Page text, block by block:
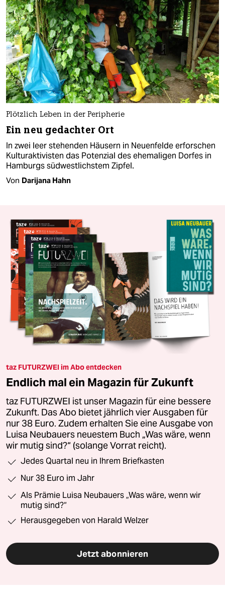
Plötzlich Leben in der Peripherie
Ein neu gedachter Ort
In zwei leer stehenden Häusern in Neuenfelde erforschen
Kulturaktivisten das Potenzial des ehemaligen Dorfes in
Hamburgs südwestlichstem Zipfel.
Von Darijana Hahn
taz FUTURZWEI im Abo entdecken
Endlich mal ein Magazin für Zukunft
taz FUTURZWEI ist unser Magazin für eine bessere
Zukunft. Das Abo bietet jährlich vier Ausgaben für
nur 38 Euro. Zudem erhalten Sie eine Ausgabe von
Luisa Neubauers neuestem Buch „Was wäre, wenn
wir mutig sind?“ (solange Vorrat reicht).
Jedes Quartal neu in Ihrem Briefkasten
Nur 38 Euro im Jahr
Als Prämie Luisa Neubauers „Was wäre, wenn wir
mutig sind?“
Herausgegeben von Harald Welzer
Jetzt abonnieren